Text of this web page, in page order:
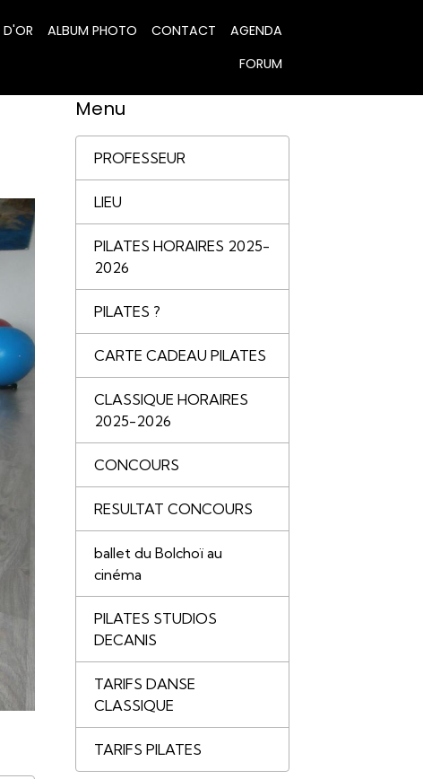
D'OR ALBUM PHOTO CONTACT
AGENDA
FORUM
Menu
PROFESSEUR
LIEU
PILATES HORAIRES 2025-
2026
PILATES ?
CARTE CADEAU PILATES
CLASSIQUE HORAIRES
2025-2026
CONCOURS
RESULTAT CONCOURS
ballet du Bolchoï au
cinéma
PILATES STUDIOS
DECANIS
TARIFS DANSE
CLASSIQUE
TARIFS PILATES